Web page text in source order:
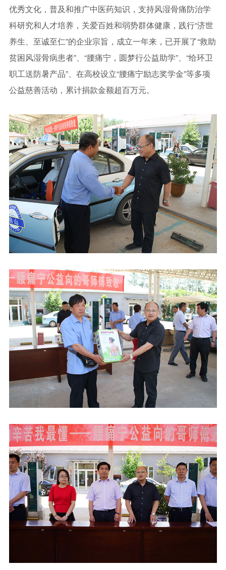
优秀文化，普及和推广中医药知识，支持风湿骨痛防治学
科研究和人才培养，关爱百姓和弱势群体健康，践行“济世
养生、至诚至仁”的企业宗旨，成立一年来，已开展了“救助
贫困风湿骨病患者”、“腰痛宁，圆梦行公益助学”、“给环卫
职工送防暑产品”、在高校设立“腰痛宁励志奖学金”等多项
公益慈善活动，累计捐款金额超百万元。